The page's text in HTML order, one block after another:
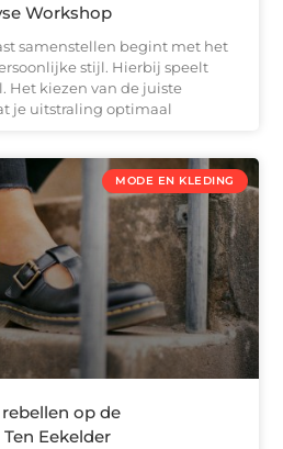
Workshop
samenstellen begint met het
stijl. Hierbij speelt
Het kiezen van de juiste
je uitstraling optimaal
MODE EN KLEDING
op de
Eekelder